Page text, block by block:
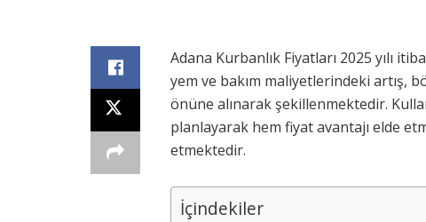
Adana Kurbanlık Fiyatları 2025 yılı
yem ve bakım maliyetlerindeki artış,
önüne alınarak şekillenmektedir.
planlayarak hem fiyat avantajı elde
etmektedir.
İçindekiler